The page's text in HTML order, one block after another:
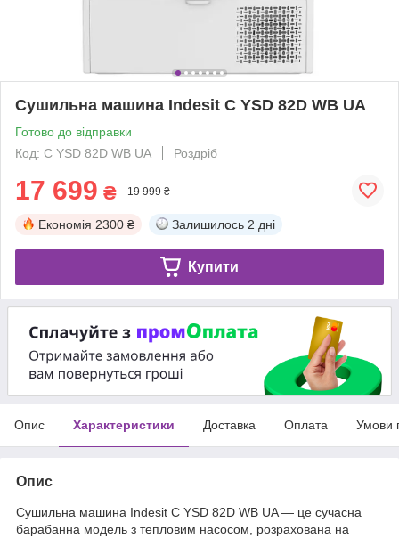
Сушильна машина Indesit C YSD 82D WB UA
Готово до відправки
Код: C YSD 82D WB UA
Роздріб
17 699 ₴ 19 999 ₴
Економія 2300 ₴ Залишилось 2 дні
Купити
Опис Характеристики Доставка Оплата Умови
Опис
Сушильна машина Indesit C YSD 82D WB UA — це сучасна
барабанна модель з тепловим насосом, розрахована на